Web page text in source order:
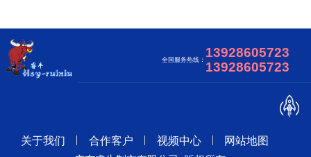
全国服务热线： 13928605723
13928605723
关于我们 合作客户 视频中心 网站地图